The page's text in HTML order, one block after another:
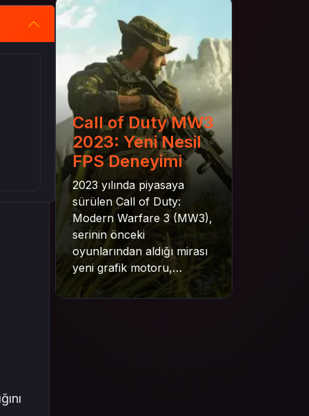
Call of Duty MW3
2023: Yeni Nesil
FPS Deneyimi
2023 yılında piyasaya
sürülen Call of Duty:
Modern Warfare 3 (MW3),
serinin önceki
oyunlarından aldığı mirası
yeni grafik motoru,
mekanik gelişimler ve daha
derin senaryo yapısıyla